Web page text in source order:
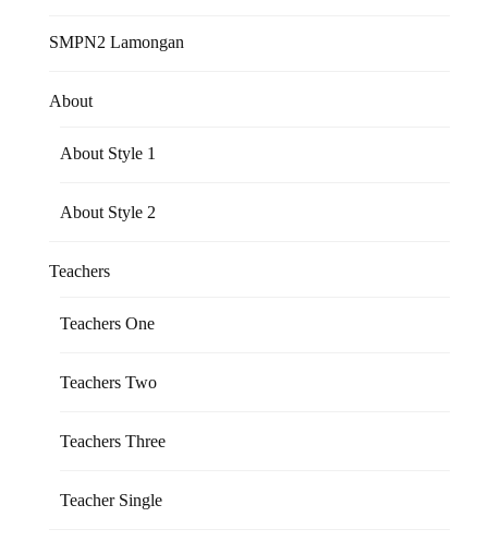
SMPN2 Lamongan
About
About Style 1
About Style 2
Teachers
Teachers One
Teachers Two
Teachers Three
Teacher Single